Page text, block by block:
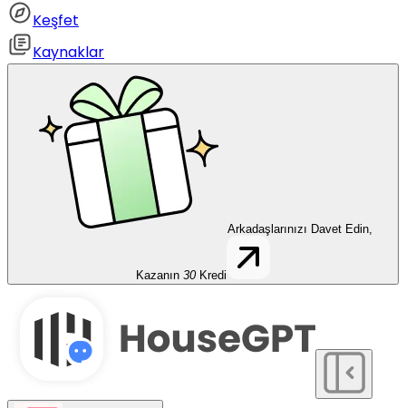
Keşfet
Kaynaklar
Arkadaşlarınızı Davet Edin,
Kazanın 30 Kredi